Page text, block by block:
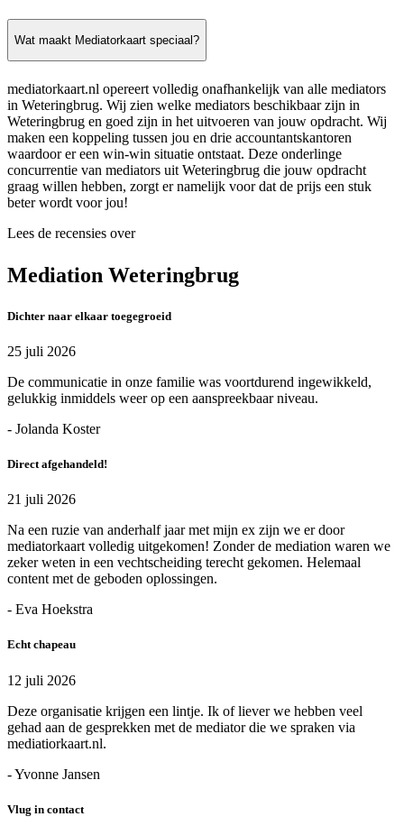
Wat maakt Mediatorkaart speciaal?
mediatorkaart.nl opereert volledig onafhankelijk van alle mediators
in Weteringbrug. Wij zien welke mediators beschikbaar zijn in
Weteringbrug en goed zijn in het uitvoeren van jouw opdracht. Wij
maken een koppeling tussen jou en drie accountantskantoren
waardoor er een win-win situatie ontstaat. Deze onderlinge
concurrentie van mediators uit Weteringbrug die jouw opdracht
graag willen hebben, zorgt er namelijk voor dat de prijs een stuk
beter wordt voor jou!
Lees de recensies over
Mediation Weteringbrug
Dichter naar elkaar toegegroeid
25 juli 2026
De communicatie in onze familie was voortdurend ingewikkeld,
gelukkig inmiddels weer op een aanspreekbaar niveau.
- Jolanda Koster
Direct afgehandeld!
21 juli 2026
Na een ruzie van anderhalf jaar met mijn ex zijn we er door
mediatorkaart volledig uitgekomen! Zonder de mediation waren we
zeker weten in een vechtscheiding terecht gekomen. Helemaal
content met de geboden oplossingen.
- Eva Hoekstra
Echt chapeau
12 juli 2026
Deze organisatie krijgen een lintje. Ik of liever we hebben veel
gehad aan de gesprekken met de mediator die we spraken via
mediatiorkaart.nl.
- Yvonne Jansen
Vlug in contact